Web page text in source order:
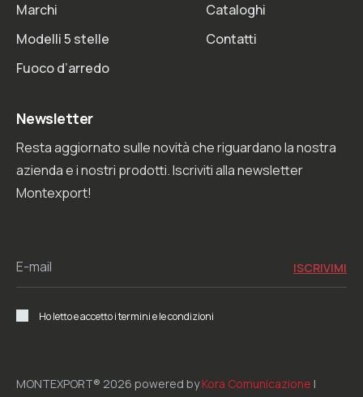
Marchi
Modelli 5 stelle
Fuoco d’arredo
Cataloghi
Contatti
Newsletter
Resta aggiornato sulle novità che riguardano la nostra
azienda e i nostri prodotti. Iscriviti alla newsletter
Montexport!
E-mail
Ho letto e accetto i termini e le condizioni
MONTEXPORT® 2026 powered byKora Comunicazione |